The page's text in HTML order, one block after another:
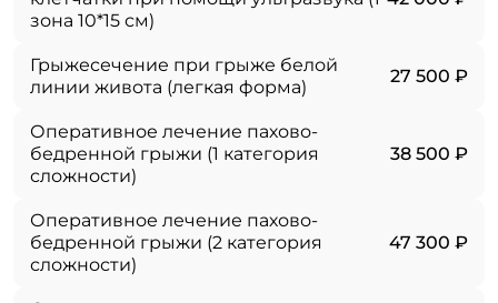
зона 10*15 см)
Грыжесечение при грыже белой
линии живота (легкая форма)
27 500 ₽
Оперативное лечение пахово-
бедренной грыжи (1 категория
сложности)
38 500 ₽
Оперативное лечение пахово-
бедренной грыжи (2 категория
сложности)
47 300 ₽